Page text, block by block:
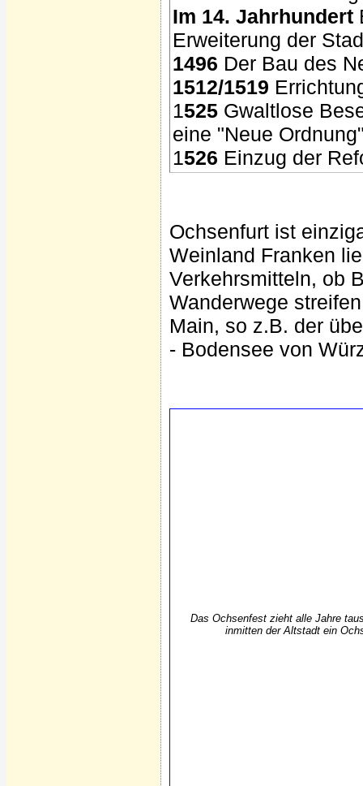
Im 14. Jahrhundert
Erweiterung der
1496 Der Bau des
1512/1519
1525 Gwaltlose
eine "Neue
1526 Einzug der
Ochsenfurt ist
Weinland Franken
Verkehrsmitteln, ob
Wanderwege
Main, so z.B. der
- Bodensee von
Das Ochsenfest zieht alle Jahre
inmitten der Altstadt ein